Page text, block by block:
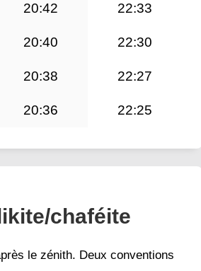
20:42 22:33
20:40 22:30
20:38 22:27
20:36 22:25
chaféite
le zénith. Deux conventions